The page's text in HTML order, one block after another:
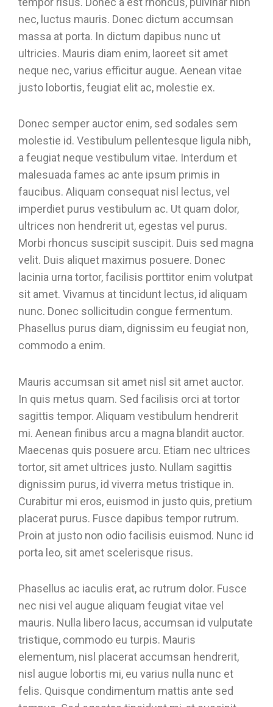
nec, luctus mauris. Donec dictum accumsan
massa at porta. In dictum dapibus nunc ut
ultricies. Mauris diam enim, laoreet sit amet
neque nec, varius efficitur augue. Aenean vitae
justo lobortis, feugiat elit ac, molestie ex.
Donec semper auctor enim, sed sodales sem
molestie id. Vestibulum pellentesque ligula nibh,
a feugiat neque vestibulum vitae. Interdum et
malesuada fames ac ante ipsum primis in
faucibus. Aliquam consequat nisl lectus, vel
imperdiet purus vestibulum ac. Ut quam dolor,
ultrices non hendrerit ut, egestas vel purus.
Morbi rhoncus suscipit suscipit. Duis sed magna
velit. Duis aliquet maximus posuere. Donec
lacinia urna tortor, facilisis porttitor enim volutpat
sit amet. Vivamus at tincidunt lectus, id aliquam
nunc. Donec sollicitudin congue fermentum.
Phasellus purus diam, dignissim eu feugiat non,
commodo a enim.
Mauris accumsan sit amet nisl sit amet auctor.
In quis metus quam. Sed facilisis orci at tortor
sagittis tempor. Aliquam vestibulum hendrerit
mi. Aenean finibus arcu a magna blandit auctor.
Maecenas quis posuere arcu. Etiam nec ultrices
tortor, sit amet ultrices justo. Nullam sagittis
dignissim purus, id viverra metus tristique in.
Curabitur mi eros, euismod in justo quis, pretium
placerat purus. Fusce dapibus tempor rutrum.
Proin at justo non odio facilisis euismod. Nunc id
porta leo, sit amet scelerisque risus.
Phasellus ac iaculis erat, ac rutrum dolor. Fusce
nec nisi vel augue aliquam feugiat vitae vel
mauris. Nulla libero lacus, accumsan id vulputate
tristique, commodo eu turpis. Mauris
elementum, nisl placerat accumsan hendrerit,
nisl augue lobortis mi, eu varius nulla nunc et
felis. Quisque condimentum mattis ante sed